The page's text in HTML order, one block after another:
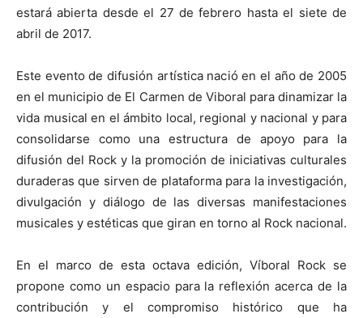
estará abierta desde el 27 de febrero hasta el siete de
abril de 2017.
Este evento de difusión artística nació en el año de 2005
en el municipio de El Carmen de Viboral para dinamizar la
vida musical en el ámbito local, regional y nacional y para
consolidarse como una estructura de apoyo para la
difusión del Rock y la promoción de iniciativas culturales
duraderas que sirven de plataforma para la investigación,
divulgación y diálogo de las diversas manifestaciones
musicales y estéticas que giran en torno al Rock nacional.
En el marco de esta octava edición, Víboral Rock se
propone como un espacio para la reflexión acerca de la
contribución y el compromiso histórico que ha